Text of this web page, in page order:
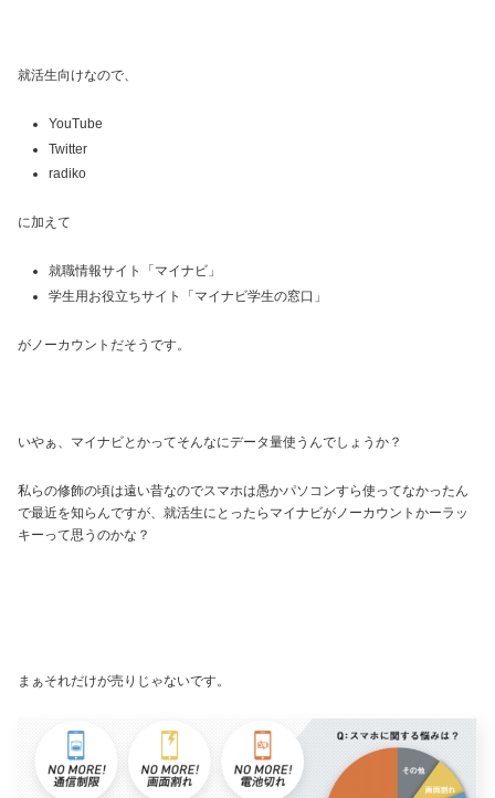
就活生向けなので、
YouTube
Twitter
radiko
に加えて
就職情報サイト「マイナビ」
学生用お役立ちサイト「マイナビ学生の窓口」
がノーカウントだそうです。
いやぁ、マイナビとかってそんなにデータ量使うんでしょうか？
私らの修飾の頃は遠い昔なのでスマホは愚かパソコンすら使ってなかったん
で最近を知らんですが、就活生にとったらマイナビがノーカウントかーラッ
キーって思うのかな？
まぁそれだけが売りじゃないです。